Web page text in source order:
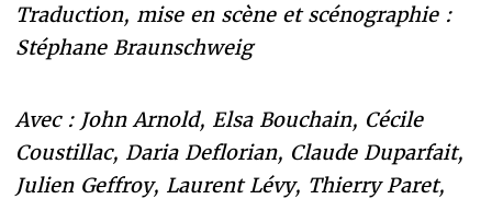
Traduction, mise en scène et scénographie :
Stéphane Braunschweig
Avec : John Arnold, Elsa Bouchain, Cécile
Coustillac, Daria Deflorian, Claude Duparfait,
Julien Geffroy, Laurent Lévy, Thierry Paret,